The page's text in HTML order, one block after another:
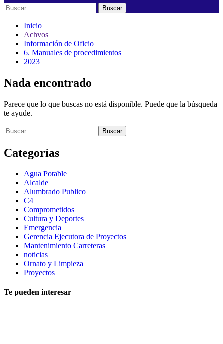
Buscar:
Inicio
Achvos
Información de Oficio
6. Manuales de procedimientos
2023
Nada encontrado
Parece que lo que buscas no está disponible. Puede que la búsqueda
te ayude.
Buscar:
Categorías
Agua Potable
Alcalde
Alumbrado Publico
C4
Comprometidos
Cultura y Deportes
Emergencia
Gerencia Ejecutora de Proyectos
Mantenimiento Carreteras
noticias
Ornato y Limpieza
Proyectos
Te pueden interesar